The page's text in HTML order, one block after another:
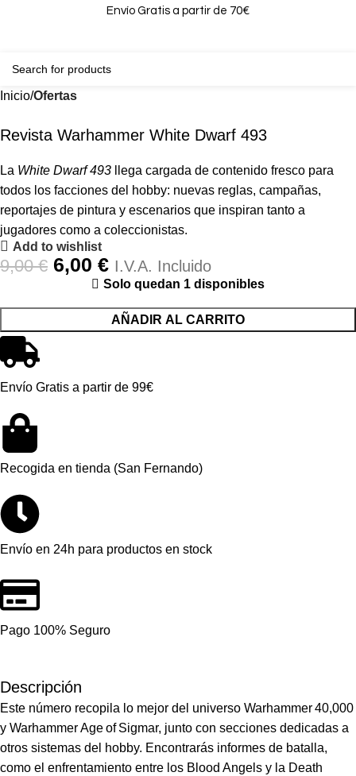
Envío Gratis a partir de 70€
Inicio Ofertas
Revista Warhammer White Dwarf 493
La White Dwarf 493 llega cargada de contenido fresco para
todos los facciones del hobby: nuevas reglas, campañas,
reportajes de pintura y escenarios que inspiran tanto a
jugadores como a coleccionistas.
Add to wishlist
9,00€ 6,00 € I.V.A. Incluido
Solo quedan 1 disponibles
AÑADIR AL CARRITO
Envío Gratis a partir de 99€
Recogida en tienda (San Fernando)
Envío en 24h para productos en stock
Pago 100% Seguro
Descripción
Este número recopila lo mejor del universo Warhammer 40,000
y Warhammer Age of Sigmar, junto con secciones dedicadas a
otros sistemas del hobby. Encontrarás informes de batalla,
como el enfrentamiento entre los Blood Angels y la Death